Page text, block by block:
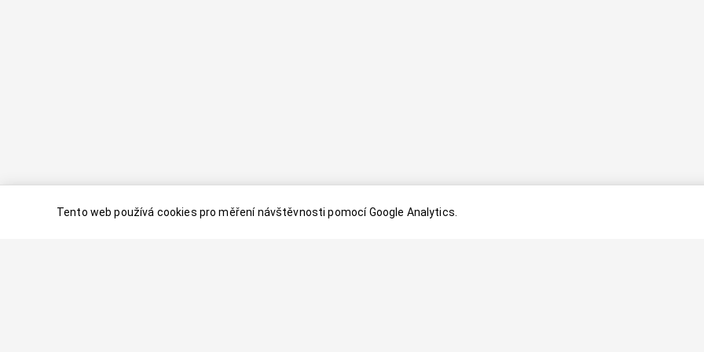
Tento web používá cookies pro měření návštěvnosti pomocí Google Analytics.